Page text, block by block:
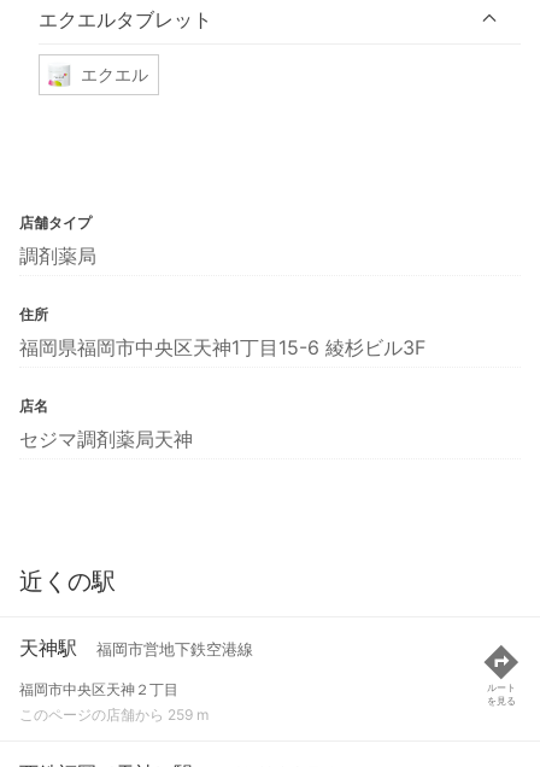
エクエルタブレット
エクエル
店舗タイプ
調剤薬局
住所
福岡県福岡市中央区天神1丁目15-6 綾杉ビル3F
店名
セジマ調剤薬局天神
近くの駅
天神駅 福岡市営地下鉄空港線
福岡市中央区天神２丁目
このページの店舗から 259 m
ルート
を見る